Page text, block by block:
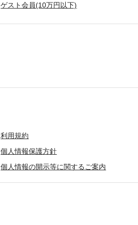
ゲスト会員(10万円以下)
利用規約
個人情報保護方針
個人情報の開示等に関するご案内